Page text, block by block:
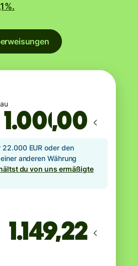
,00
22.000 EUR oder den
anderen Währung
du von uns ermäßigte